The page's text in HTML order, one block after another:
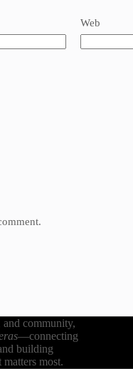
Web
community,
—connecting
building
most.